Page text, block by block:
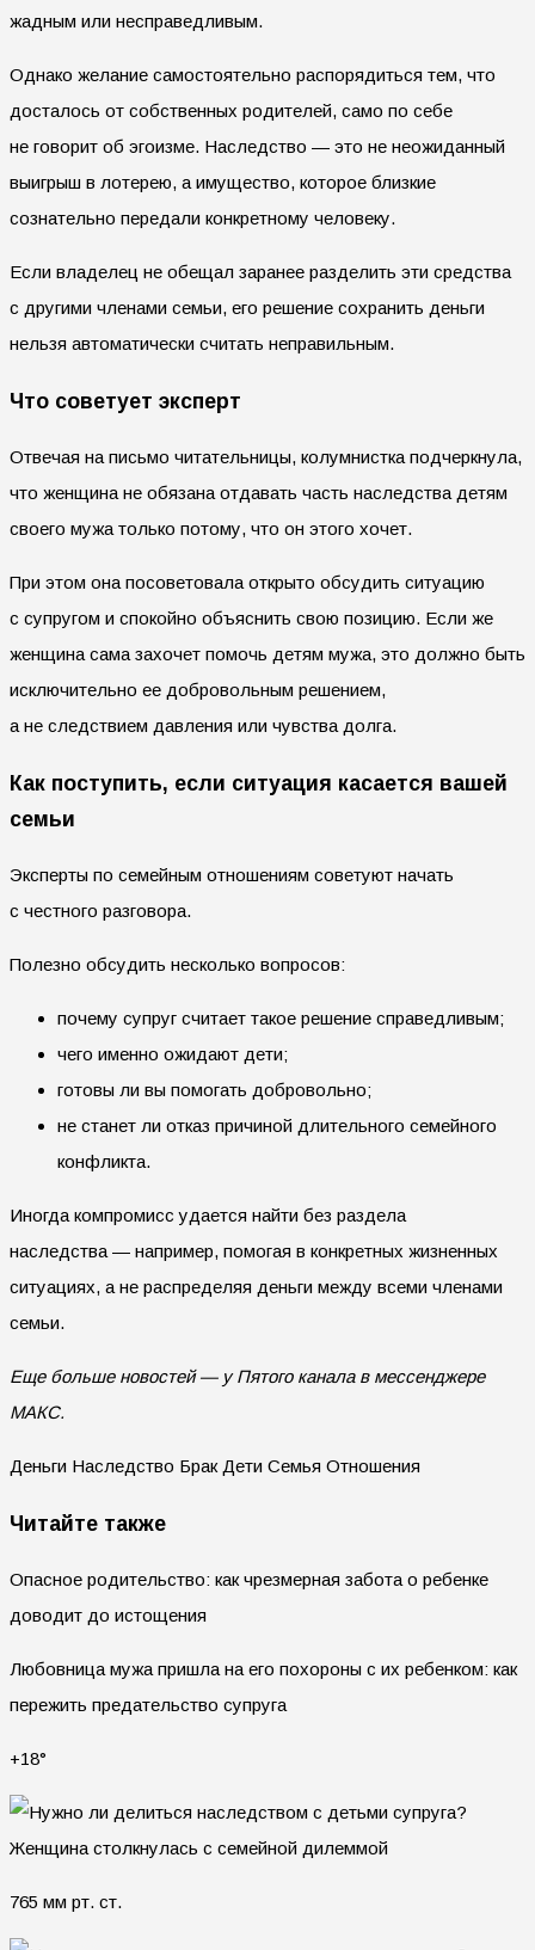
жадным или несправедливым.
Однако желание самостоятельно распорядиться тем, что
досталось от собственных родителей, само по себе
не говорит об эгоизме. Наследство — это не неожиданный
выигрыш в лотерею, а имущество, которое близкие
сознательно передали конкретному человеку.
Если владелец не обещал заранее разделить эти средства
с другими членами семьи, его решение сохранить деньги
нельзя автоматически считать неправильным.
Что советует эксперт
Отвечая на письмо читательницы, колумнистка подчеркнула,
что женщина не обязана отдавать часть наследства детям
своего мужа только потому, что он этого хочет.
При этом она посоветовала открыто обсудить ситуацию
с супругом и спокойно объяснить свою позицию. Если же
женщина сама захочет помочь детям мужа, это должно быть
исключительно ее добровольным решением,
а не следствием давления или чувства долга.
Как поступить, если ситуация касается вашей
семьи
Эксперты по семейным отношениям советуют начать
с честного разговора.
Полезно обсудить несколько вопросов:
почему супруг считает такое решение справедливым;
чего именно ожидают дети;
готовы ли вы помогать добровольно;
не станет ли отказ причиной длительного семейного
конфликта.
Иногда компромисс удается найти без раздела
наследства — например, помогая в конкретных жизненных
ситуациях, а не распределяя деньги между всеми членами
семьи.
Еще больше новостей — у Пятого канала в мессенджере
МАКС.
Деньги Наследство Брак Дети Семья Отношения
Читайте также
Опасное родительство: как чрезмерная забота о ребенке
доводит до истощения
Любовница мужа пришла на его похороны с их ребенком: как
пережить предательство супруга
+18°
765 мм рт. ст.